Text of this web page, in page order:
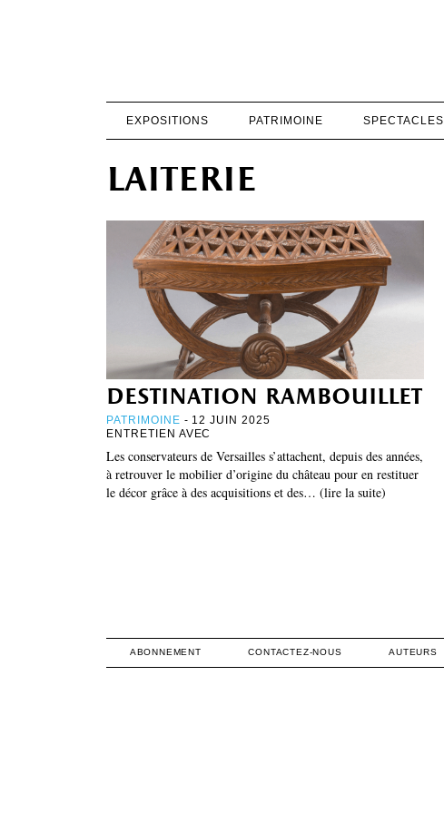
EXPOSITIONS PATRIMOINE SPECTACLES
laiterie
destination rambouillet
PATRIMOINE - 12 JUIN 2025
ENTRETIEN AVEC
Les conservateurs de Versailles s’attachent, depuis des années,
à retrouver le mobilier d’origine du château pour en restituer
le décor grâce à des acquisitions et des… (lire la suite)
ABONNEMENT CONTACTEZ-NOUS AUTEURS